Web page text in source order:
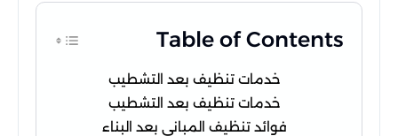
Table of Contents
خدمات تنظيف بعد التشطيب
خدمات تنظيف بعد التشطيب
فوائد تنظيف المباني بعد البناء